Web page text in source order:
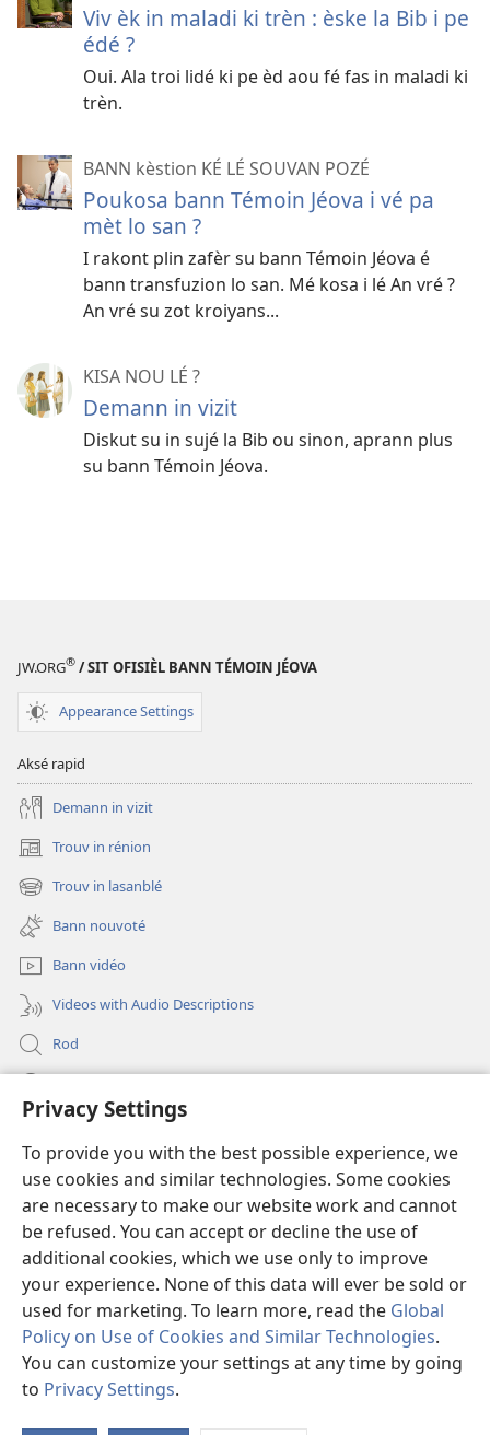
Privacy Settings
To provide you with the best possible experience, we
use cookies and similar technologies. Some cookies
are necessary to make our website work and cannot
be refused. You can accept or decline the use of
additional cookies, which we use only to improve
your experience. None of this data will ever be sold or
used for marketing. To learn more, read the Global
Policy on Use of Cookies and Similar Technologies.
You can customize your settings at any time by going
to Privacy Settings.
Viv èk in maladi ki trèn : èske la Bib i pe
édé ?
Oui. Ala troi lidé ki pe èd aou fé fas in maladi ki
trèn.
BANN kèstion KÉ LÉ SOUVAN POZÉ
Poukosa bann Témoin Jéova i vé pa
mèt lo san ?
I rakont plin zafèr su bann Témoin Jéova é
bann transfuzion lo san. Mé kosa i lé An vré ?
An vré su zot kroiyans...
KISA NOU LÉ ?
Demann in vizit
Diskut su in sujé la Bib ou sinon, aprann plus
su bann Témoin Jéova.
JW.ORG® / SIT OFISIÈL BANN TÉMOIN JÉOVA
Appearance Settings
Aksé rapid
Demann in vizit
Trouv in rénion
(opens
new
window)
Trouv in lasanblé
(opens
new
window)
Bann nouvoté
Bann vidéo
Videos with Audio Descriptions
Rod
(opens
window)Bibliotèk an lign
(opens
new
window)JW Hub ®
(opens
new
window)
Copyright© 2026 Watch Tower Bible and Tract Society of Pennsylvania.
KONDISION POU UTILIZÉ